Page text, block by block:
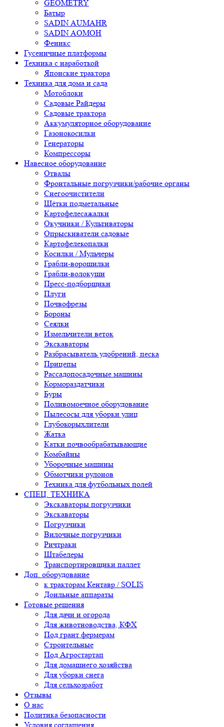
GEOMETRY
Батыр
SADIN AUMAHR
SADIN AOMOH
Феникс
Гусеничные платформы
Техника с наработкой
Японские трактора
Техника для дома и сада
Мотоблоки
Садовые Райдеры
Садовые трактора
Аккумуляторное оборудование
Газонокосилки
Генераторы
Компрессоры
Навесное оборудование
Отвалы
Фронтальные погрузчики/рабочие органы
Снегоочистители
Щётки подметальные
Картофелесажалки
Окучники / Культиваторы
Опрыскиватели садовые
Картофелекопалки
Косилки / Мульчеры
Грабли-ворошилки
Грабли-волокуши
Пресс-подборщики
Плуги
Почвофрезы
Бороны
Сеялки
Измельчители веток
Экскаваторы
Разбрасыватель удобрений, песка
Прицепы
Рассадопосадочные машины
Кормораздатчики
Буры
Поливомоечное оборудование
Пылесосы для уборки улиц
Глубокорыхлители
Жатка
Катки почвообрабатывающие
Комбайны
Уборочные машины
Обмотчики рулонов
Техника для футбольных полей
СПЕЦ. ТЕХНИКА
Экскаваторы погрузчики
Экскаваторы
Погрузчики
Вилочные погрузчики
Ричтраки
Штабелеры
Транспортировщики паллет
Доп. оборудование
к тракторам Кентавр / SOLIS
Доильные аппараты
Готовые решения
Для дачи и огорода
Для животноводства, КФХ
Под грант фермерам
Строительные
Под Агростартап
Для домашнего хозяйства
Для уборки снега
Для сельхозработ
Отзывы
О нас
Политика безопасности
Условия соглашения